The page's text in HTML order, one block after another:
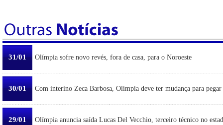
31/01 Olímpia sofre novo revés, fora de casa, para o Noroeste
30/01 Com interino Zeca Barbosa, Olímpia deve ter mudança para pegar
29/01 Olímpia anuncia saída Lucas Del Vecchio, terceiro técnico no